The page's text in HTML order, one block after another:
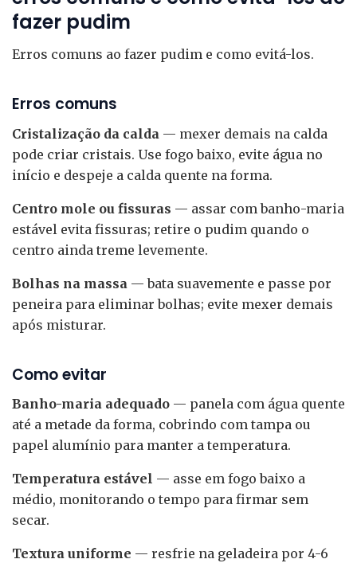
fazer pudim
Erros comuns ao fazer pudim e como evitá-los.
Erros comuns
Cristalização da calda — mexer demais na calda
pode criar cristais. Use fogo baixo, evite água no
início e despeje a calda quente na forma.
Centro mole ou fissuras — assar com banho-maria
estável evita fissuras; retire o pudim quando o
centro ainda treme levemente.
Bolhas na massa — bata suavemente e passe por
peneira para eliminar bolhas; evite mexer demais
após misturar.
Como evitar
Banho-maria adequado — panela com água quente
até a metade da forma, cobrindo com tampa ou
papel alumínio para manter a temperatura.
Temperatura estável — asse em fogo baixo a
médio, monitorando o tempo para firmar sem
secar.
Textura uniforme — resfrie na geladeira por 4-6